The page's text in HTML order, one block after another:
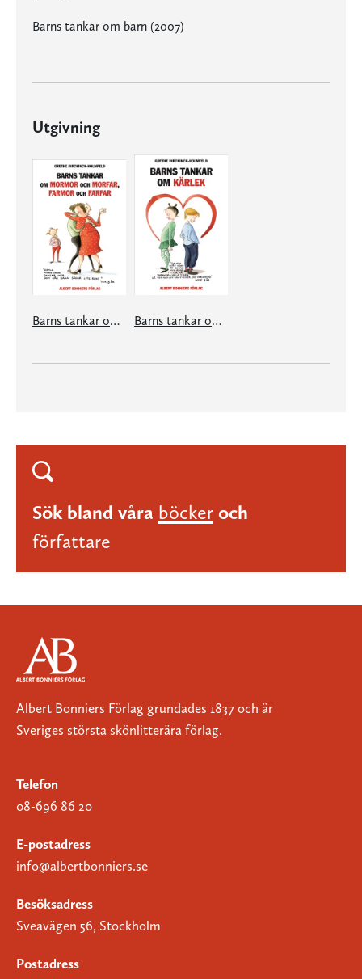
Barns tankar om barn (2007)
Utgivning
Barns tankar om mormor & morfar, farmor & farfar Barns tankar om kärlek
Sök bland våra böcker och
författare
Albert Bonniers Förlag grundades 1837 och är
Sveriges största skönlitterära förlag.
Telefon
08-696 86 20
E-postadress
info@albertbonniers.se
Besöksadress
Sveavägen 56, Stockholm
Postadress